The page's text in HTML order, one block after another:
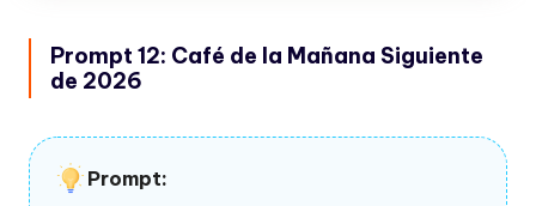
Prompt 12: Café de la Mañana Siguiente
de 2026
Prompt: